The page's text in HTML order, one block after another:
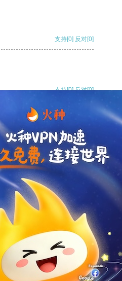
支持[0] 反对[0]
支持[0] 反对[0]
支持[0] 反对
支持
支持 反对 [0]